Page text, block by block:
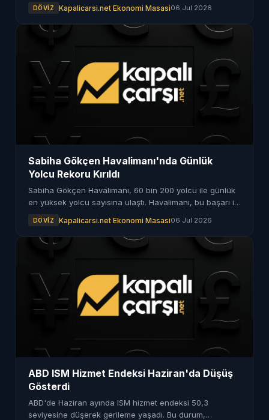
DÖVIZ Kapalicarsi.net Ekonomi Masasi06 Jul 2026
Sabiha Gökçen Havalimanı'nda Günlük
Yolcu Rekoru Kırıldı
Sabiha Gökçen Havalimanı, 60 bin 200 yolcu ile günlük
en yüksek yolcu sayısına ulaştı. Havalimanı, bu başarı ile
DÖVIZ Kapalicarsi.net Ekonomi Masasi06 Jul 2026
ABD ISM Hizmet Endeksi Haziran'da Düşüş
Gösterdi
ABD'de Haziran ayında ISM hizmet endeksi 50,3
seviyesine düşerek gerileme yaşadı. Bu durum,